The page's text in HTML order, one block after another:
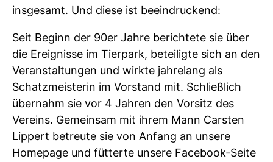
insgesamt. Und diese ist beeindruckend:
Seit Beginn der 90er Jahre berichtete sie über
die Ereignisse im Tierpark, beteiligte sich an den
Veranstaltungen und wirkte jahrelang als
Schatzmeisterin im Vorstand mit. Schließlich
übernahm sie vor 4 Jahren den Vorsitz des
Vereins. Gemeinsam mit ihrem Mann Carsten
Lippert betreute sie von Anfang an unsere
Homepage und fütterte unsere Facebook-Seite